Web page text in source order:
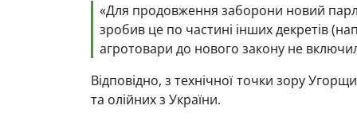
«Для продовження заборони новий
зробив це по частині інших декретів
агротовари до нового закону не
Відповідно, з технічної точки зору
та олійних з України.